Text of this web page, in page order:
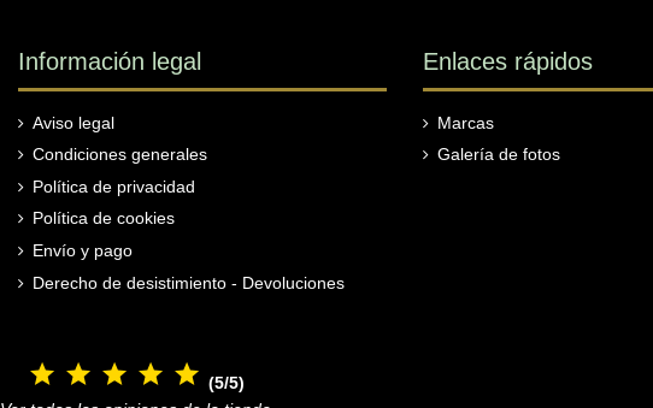
Información legal
Aviso legal
Condiciones generales
Política de privacidad
Política de cookies
Envío y pago
Derecho de desistimiento - Devoluciones
Enlaces rápidos
Marcas
Galería de fotos
(5/5)